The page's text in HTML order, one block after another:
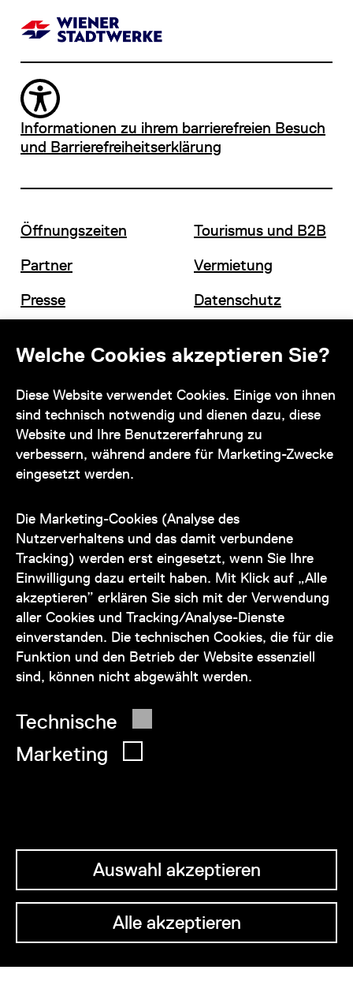
Welche Cookies akzeptieren Sie?
Diese Website verwendet Cookies. Einige von ihnen
sind technisch notwendig und dienen dazu, diese
Website und Ihre Benutzererfahrung zu
verbessern, während andere für Marketing-Zwecke
eingesetzt werden.
Die Marketing-Cookies (Analyse des
Nutzerverhaltens und das damit verbundene
Tracking) werden erst eingesetzt, wenn Sie Ihre
Einwilligung dazu erteilt haben. Mit Klick auf „Alle
akzeptieren” erklären Sie sich mit der Verwendung
aller Cookies und Tracking/Analyse-Dienste
einverstanden. Die technischen Cookies, die für die
Funktion und den Betrieb der Website essenziell
sind, können nicht abgewählt werden.
Technische
Marketing
Auswahl akzeptieren
Alle akzeptieren
Informationen zu ihrem barrierefreien Besuch
und Barrierefreiheitserklärung
Öffnungszeiten
Partner
Presse
Tourismus und B2B
Vermietung
Datenschutz
Kontakt
zu den Öffnungszeiten des Museums
auch telefonisch zur Verfügung:
+43 1 505 87 47 85173
service@wienmuseum.at
© 2026 Wien Museum